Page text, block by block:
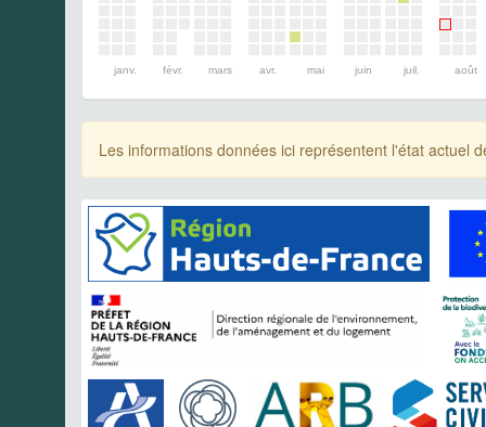
janv. févr. mars avr. mai juin juil. août
Les informations données ici représentent l'état actuel